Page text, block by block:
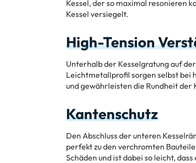
Kessel, der so maximal resonieren
Kessel versiegelt.
High-Tension
Unterhalb der Kesselgratung auf
Leichtmetallprofil sorgen selbst bei
und gewährleisten die Rundheit der
Kantenschutz
Den Abschluss der unteren
perfekt zu den verchromten
Schäden und ist dabei so leicht,